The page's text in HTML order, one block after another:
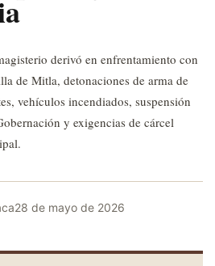
derivó en enfrentamiento con
de Mitla, detonaciones de arma de
vehículos incendiados, suspensión
y exigencias de cárcel
28 de mayo de 2026